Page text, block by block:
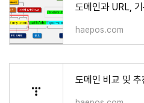
도메인과 URL,
haepos.com